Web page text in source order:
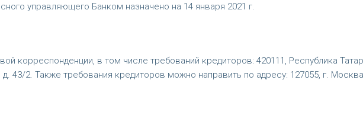
управляющего Банком назначено на 14 января 2021 г.
корреспонденции, в том числе требований кредиторов: 420111, Республика
43/2. Также требования кредиторов можно направить по адресу: 127055, г.